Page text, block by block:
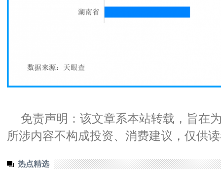
免责声明：该文章系本站转载，旨在
所涉内容不构成投资、消费建议，仅供
热点精选